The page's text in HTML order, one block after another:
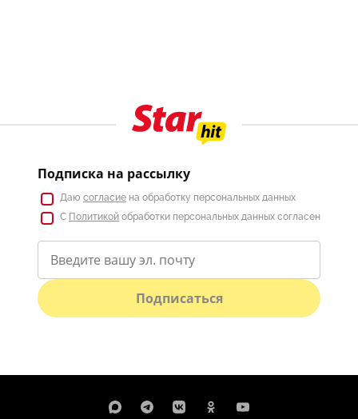
Подписка на рассылку
Даю согласие на обработку персональных данных
С Политикой обработки персональных данных согласен
Подписаться